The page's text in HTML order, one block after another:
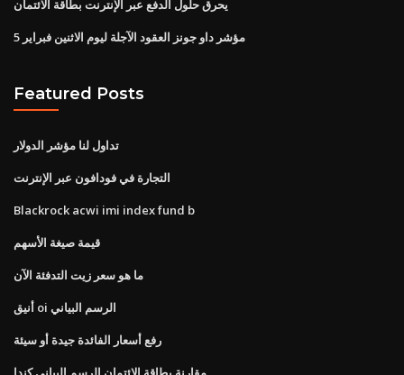
يحرق حلول الدفع عبر الإنترنت بطاقة الائتمان
مؤشر داو جونز العقود الآجلة ليوم الاثنين فبراير 5
Featured Posts
تداول لنا مؤشر الدولار
التجارة في فودافون عبر الإنترنت
Blackrock acwi imi index fund b
قيمة صيغة الأسهم
ما هو سعر زيت التدفئة الآن
أنيق oi الرسم البياني
رفع أسعار الفائدة جيدة أو سيئة